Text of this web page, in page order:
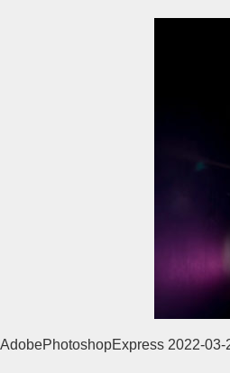
AdobePhotoshopExpress 2022-03-